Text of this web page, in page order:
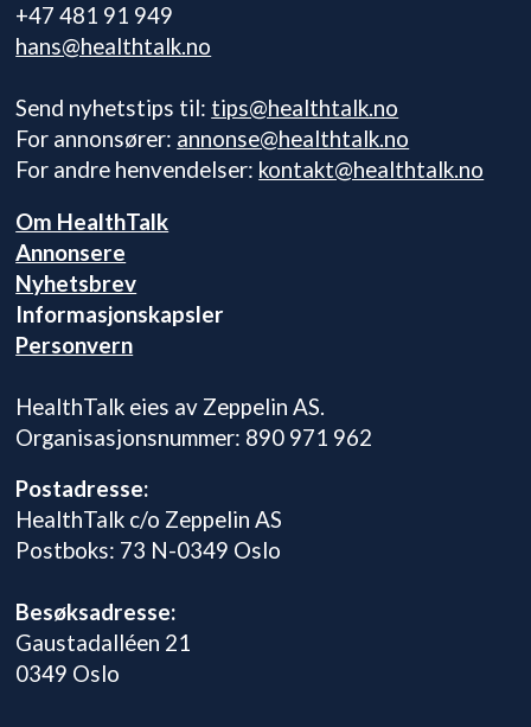
+47 481 91 949
hans@healthtalk.no
Send nyhetstips til: tips@healthtalk.no
For annonsører: annonse@healthtalk.no
For andre henvendelser: kontakt@healthtalk.no
Om HealthTalk
Annonsere
Nyhetsbrev
Informasjonskapsler
Personvern
HealthTalk eies av Zeppelin AS.
Organisasjonsnummer: 890 971 962
Postadresse:
HealthTalk c/o Zeppelin AS
Postboks: 73 N-0349 Oslo
Besøksadresse:
Gaustadalléen 21
0349 Oslo